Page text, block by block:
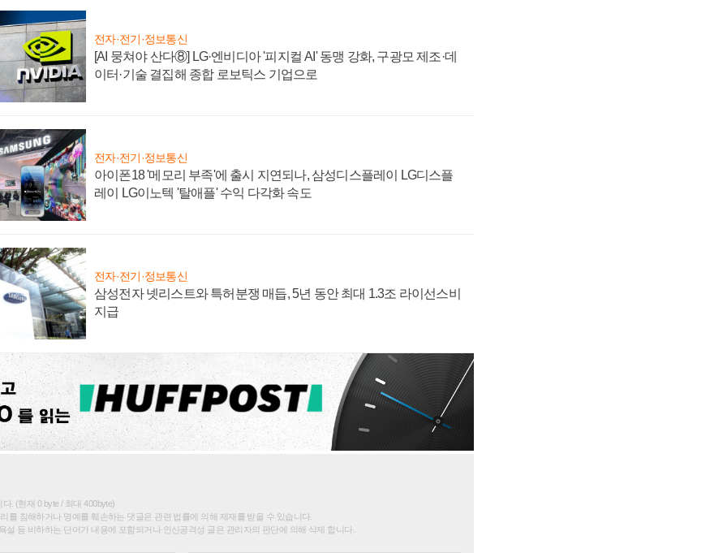
전자·전기·정보통신
[AI 뭉쳐야 산다⑧] LG·엔비디아 '피지컬 AI' 동맹 강화, 구광모 제조·데
이터·기술 결집해 종합 로보틱스 기업으로
전자·전기·정보통신
아이폰18 '메모리 부족'에 출시 지연되나, 삼성디스플레이 LG디스플
레이 LG이노텍 '탈애플' 수익 다각화 속도
전자·전기·정보통신
삼성전자 넷리스트와 특허분쟁 매듭, 5년 동안 최대 1.3조 라이선스비
지급
. (현재 0 byte / 최대 400byte)
를 침해하거나 명예를 훼손하는 댓글은 관련 법률에 의해 제재를 받을 수 있습니다.
설 등 비하하는 단어가 내용에 포함되거나 인신공격성 글은 관리자의 판단에 의해 삭제 합니다.